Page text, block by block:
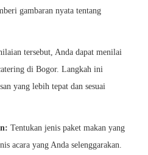
gambaran nyata tentang
tersebut, Anda dapat menilai
di Bogor. Langkah ini
yang lebih tepat dan sesuai
Tentukan jenis paket makan yang
acara yang Anda selenggarakan.